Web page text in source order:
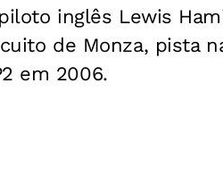
inglês Lewis
de Monza, pista
em 2006.